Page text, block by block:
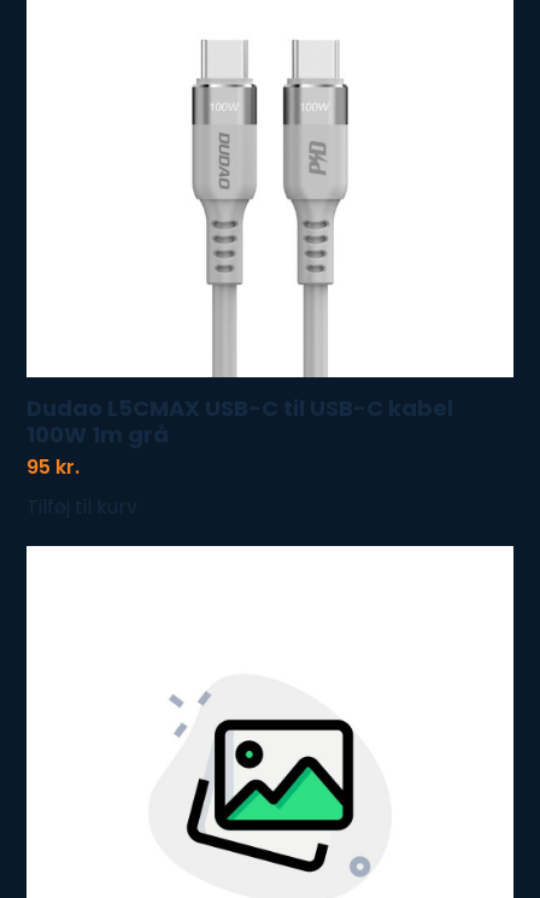
Dudao L5CMAX USB-C til USB-C kabel
100W 1m grå
95 kr.
Tilføj til kurv